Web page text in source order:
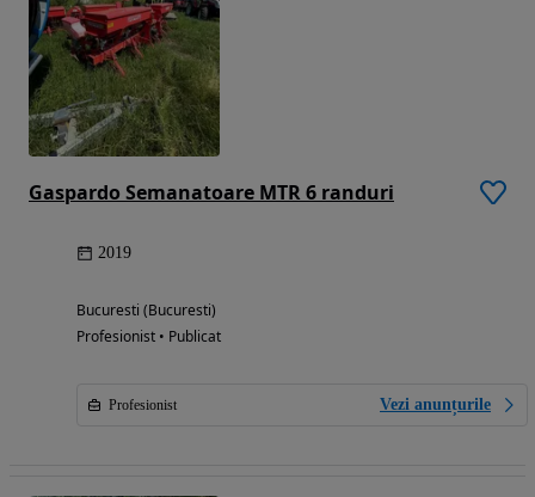
Gaspardo Semanatoare MTR 6 randuri
2019
Bucuresti (Bucuresti)
Profesionist • Publicat
Profesionist Vezi anunțurile